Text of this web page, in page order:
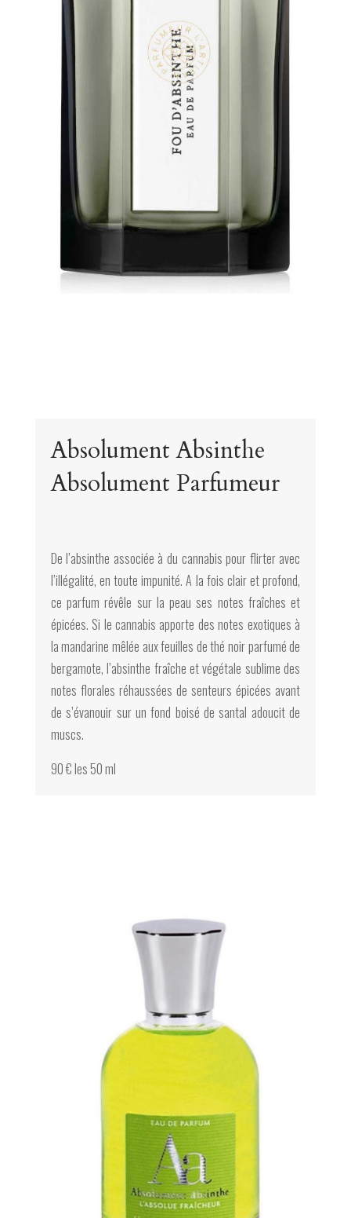
Absolument Absinthe
Absolument Parfumeur
De l’absinthe associée à du cannabis pour flirter avec
l’illégalité, en toute impunité. A la fois clair et profond,
ce parfum révêle sur la peau ses notes fraîches et
épicées. Si le cannabis apporte des notes exotiques à
la mandarine mêlée aux feuilles de thé noir parfumé de
bergamote, l’absinthe fraîche et végétale sublime des
notes florales réhaussées de senteurs épicées avant
de s’évanouir sur un fond boisé de santal adoucit de
muscs.
90 € les 50 ml